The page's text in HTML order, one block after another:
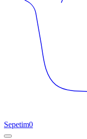
Sepetim0